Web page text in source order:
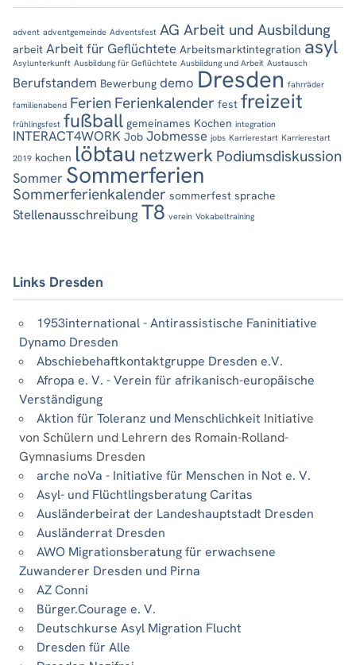
advent adventgemeinde Adventsfest AG Arbeit und Ausbildung
arbeit Arbeit für Geflüchtete Arbeitsmarktintegration asyl
Asylunterkunft Ausbildung für Geflüchtete Ausbildung und Arbeit Austausch
Berufstandem Bewerbung demo Dresden fahrräder
familienabend Ferien Ferienkalender fest freizeit
frühlingsfest fußball gemeinames Kochen integration
INTERACT4WORK Job Jobmesse jobs Karrierestart Karrierestart
2019 kochen löbtau netzwerk Podiumsdiskussion
Sommer Sommerferien
Sommerferienkalender sommerfest sprache
Stellenausschreibung T8 verein Vokabeltraining
Links Dresden
1953international - Antirassistische Faninitiative
Dynamo Dresden
Abschiebehaftkontaktgruppe Dresden e.V.
Afropa e. V. - Verein für afrikanisch-europäische
Verständigung
Aktion für Toleranz und Menschlichkeit Initiative
von Schülern und Lehrern des Romain-Rolland-
Gymnasiums Dresden
arche noVa - Initiative für Menschen in Not e. V.
Asyl- und Flüchtlingsberatung Caritas
Ausländerbeirat der Landeshauptstadt Dresden
Ausländerrat Dresden
AWO Migrationsberatung für erwachsene
Zuwanderer Dresden und Pirna
AZ Conni
Bürger.Courage e. V.
Deutschkurse Asyl Migration Flucht
Dresden für Alle